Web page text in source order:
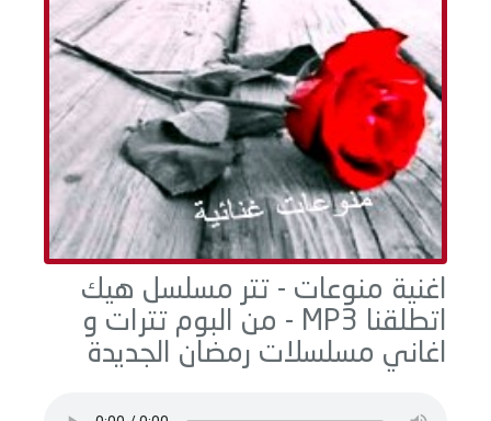
اغنية منوعات - تتر مسلسل هيك
اتطلقنا MP3 - من البوم تترات و
اغاني مسلسلات رمضان الجديدة